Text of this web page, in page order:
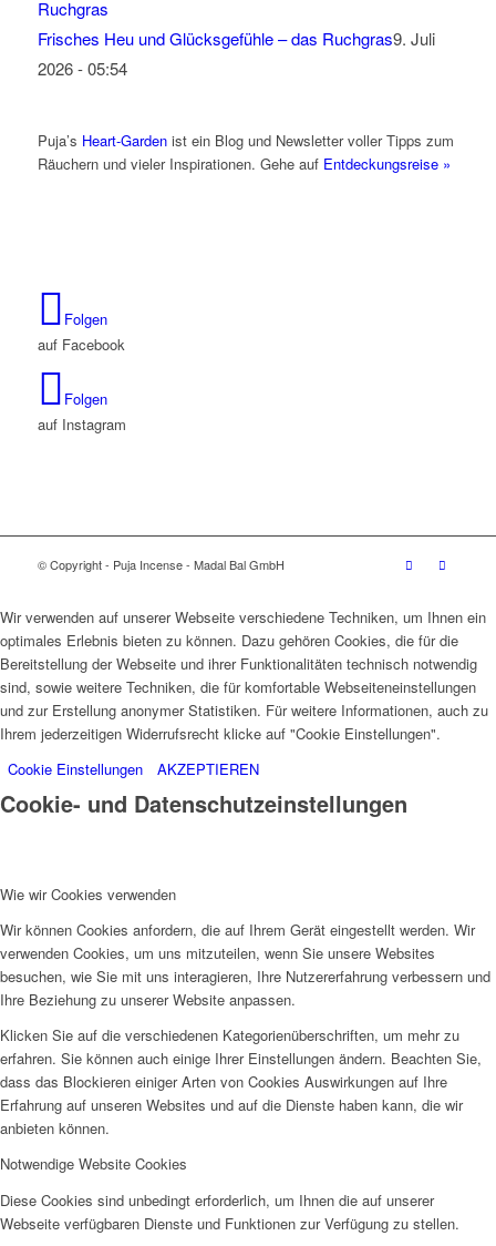
Frisches Heu und Glücksgefühle – das Ruchgras9. Juli
2026 - 05:54
Puja’s Heart-Gardenist ein Blog und Newsletter voller Tipps zum
Räuchern und vieler Inspirationen. Gehe auf Entdeckungsreise »
Folgen
auf Facebook
Folgen
auf Instagram
© Copyright - Puja Incense - Madal Bal GmbH
Wir verwenden auf unserer Webseite verschiedene Techniken, um Ihnen ein
optimales Erlebnis bieten zu können. Dazu gehören Cookies, die für die
Bereitstellung der Webseite und ihrer Funktionalitäten technisch notwendig
sind, sowie weitere Techniken, die für komfortable Webseiteneinstellungen
und zur Erstellung anonymer Statistiken. Für weitere Informationen, auch zu
Ihrem jederzeitigen Widerrufsrecht klicke auf "Cookie Einstellungen".
Cookie Einstellungen
AKZEPTIEREN
Cookie- und Datenschutzeinstellungen
Wie wir Cookies verwenden
Wir können Cookies anfordern, die auf Ihrem Gerät eingestellt werden. Wir
verwenden Cookies, um uns mitzuteilen, wenn Sie unsere Websites
besuchen, wie Sie mit uns interagieren, Ihre Nutzererfahrung verbessern und
Ihre Beziehung zu unserer Website anpassen.
Klicken Sie auf die verschiedenen Kategorienüberschriften, um mehr zu
erfahren. Sie können auch einige Ihrer Einstellungen ändern. Beachten Sie,
dass das Blockieren einiger Arten von Cookies Auswirkungen auf Ihre
Erfahrung auf unseren Websites und auf die Dienste haben kann, die wir
anbieten können.
Notwendige Website Cookies
Diese Cookies sind unbedingt erforderlich, um Ihnen die auf unserer
Webseite verfügbaren Dienste und Funktionen zur Verfügung zu stellen.